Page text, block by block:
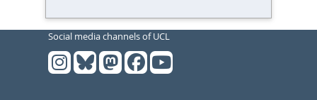
Social media channels of UCL